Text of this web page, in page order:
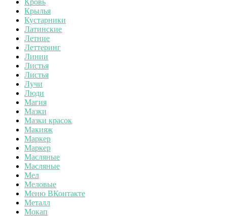
Крылья
Кустарники
Латинские
Летние
Леттеринг
Линии
Листья
Листья
Лучи
Люди
Магия
Мазки
Мазки красок
Макияж
Маркер
Маркер
Масляные
Масляные
Мел
Меловые
Меню ВКонтакте
Металл
Мокап